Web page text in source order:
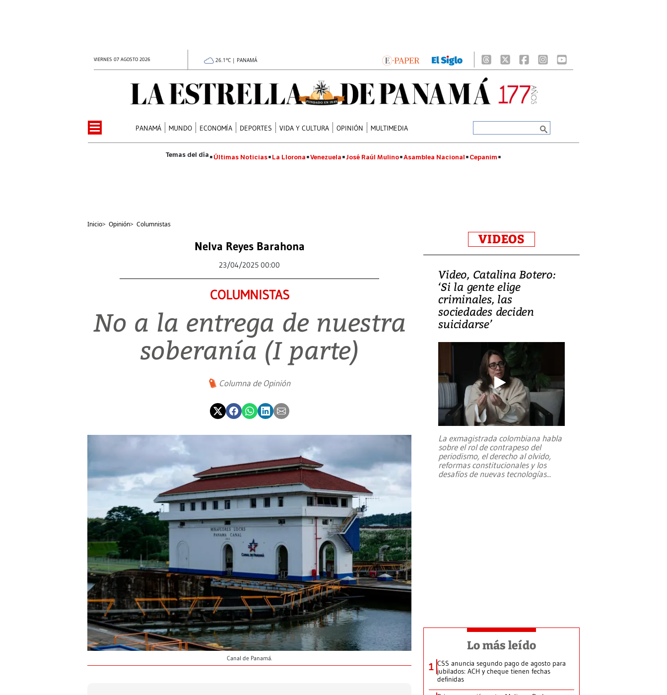
VIERNES 07 AGOSTO 2026 26.1°C | PANAMÁ
PANAMÁ MUNDO ECONOMÍA DEPORTES VIDA Y CULTURA OPINIÓN MULTIMEDIA
Últimas Noticias La Llorona Venezuela José Raúl Mulino Asamblea Nacional Cepanim
Inicio> Opinión> Columnistas
Nelva Reyes Barahona
23/04/2025 00:00
COLUMNISTAS
No a la entrega de nuestra
soberanía (I parte)
Columna de Opinión
Canal de Panamá.
VIDEOS
Video, Catalina Botero:
‘Si la gente elige
criminales, las
sociedades deciden
suicidarse’
La exmagistrada colombiana habla
sobre el rol de contrapeso del
periodismo, el derecho al olvido,
reformas constitucionales y los
desafíos de nuevas tecnologías...
Lo más leído
1 CSS anuncia segundo pago de agosto para
jubilados: ACH y cheque tienen fechas
definidas